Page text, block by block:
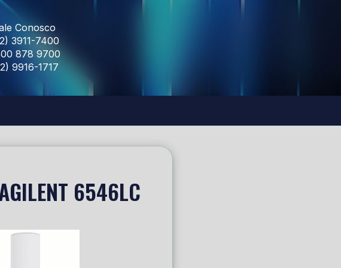
Conosco
3911-7400
878 9700
9916-1717
6546LC